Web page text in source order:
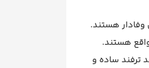
وفادار هستند.
هستند.
ترفند ساده و